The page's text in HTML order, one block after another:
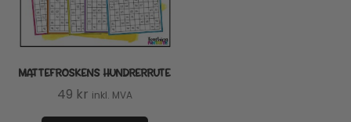
MATTEFROSKENS HUNDRERRUTE
49 kr inkl. MVA